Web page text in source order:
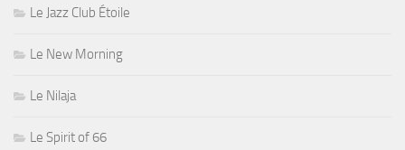
Le Jazz Club Étoile
Le New Morning
Le Nilaja
Le Spirit of 66